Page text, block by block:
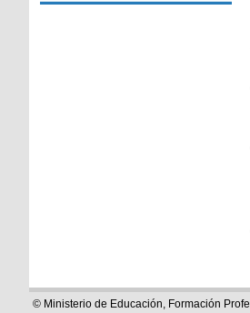
© Ministerio de Educación, Formación